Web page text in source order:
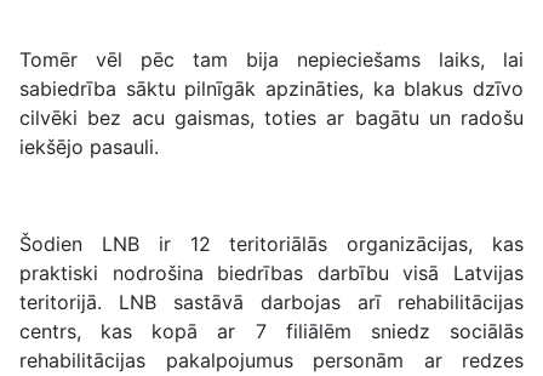
Tomēr vēl pēc tam bija nepieciešams laiks, lai
sabiedrība sāktu pilnīgāk apzināties, ka blakus dzīvo
cilvēki bez acu gaismas, toties ar bagātu un radošu
iekšējo pasauli.
Šodien LNB ir 12 teritoriālās organizācijas, kas
praktiski nodrošina biedrības darbību visā Latvijas
teritorijā. LNB sastāvā darbojas arī rehabilitācijas
centrs, kas kopā ar 7 filiālēm sniedz sociālās
rehabilitācijas pakalpojumus personām ar redzes